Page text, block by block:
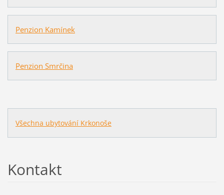
Penzion Kamínek
Penzion Smrčina
Všechna ubytování Krkonoše
Kontakt